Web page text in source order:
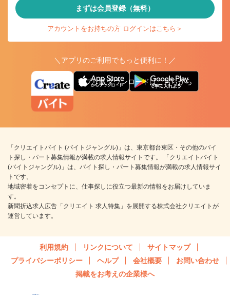
まずは会員登録（無料）
アカウントをお持ちの方 ログインはこちら＞
＼アプリのご利用でもっと便利に！／
アプリ版ダウンロードはこちらから
「クリエイトバイト (バイトジャングル)」は、東京都台東区・その他のバイ
ト探し・パート募集情報が満載の求人情報サイトです。 「クリエイトバイト
(バイトジャングル)」は、バイト探し・パート募集情報が満載の求人情報サイ
トです。
地域密着をコンセプトに、仕事探しに役立つ最新の情報をお届けしていま
す。
新聞折込求人広告「クリエイト 求人特集」を展開する株式会社クリエイトが
運営しています。
利用規約 リンクについて
サイトマップ
プライバシーポリシー
ヘルプ 会社概要
お問い合わせ
掲載をお考えの企業様へ